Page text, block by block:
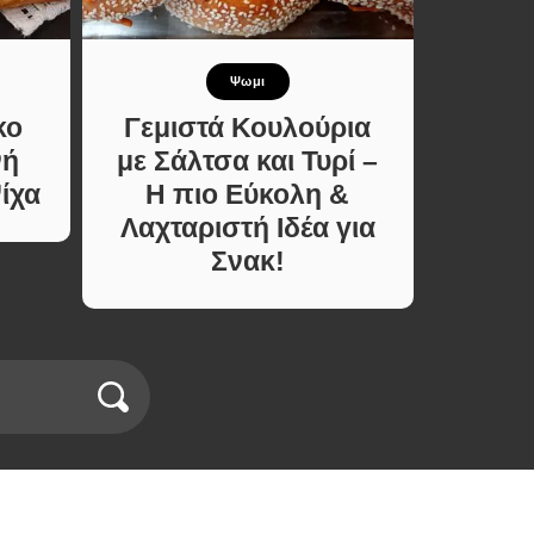
Ψωμι
Γεμιστά Κουλούρια
με Σάλτσα και Τυρί –
Η πιο Εύκολη &
Λαχταριστή Ιδέα για
Σνακ!